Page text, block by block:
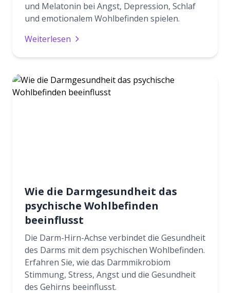
und Melatonin bei Angst, Depression, Schlaf
und emotionalem Wohlbefinden spielen.
Weiterlesen
Wie die Darmgesundheit das
psychische Wohlbefinden
beeinflusst
Die Darm-Hirn-Achse verbindet die Gesundheit
des Darms mit dem psychischen Wohlbefinden.
Erfahren Sie, wie das Darmmikrobiom
Stimmung, Stress, Angst und die Gesundheit
des Gehirns beeinflusst.